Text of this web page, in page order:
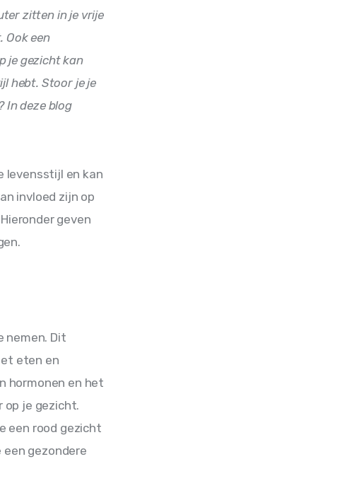
zitten in je vrije
Ook een
je gezicht kan
hebt. Stoor je je
In deze blog
levensstijl en kan
invloed zijn op
geven
nemen. Dit
eten en
hormonen en het
op je gezicht.
een rood gezicht
gezondere